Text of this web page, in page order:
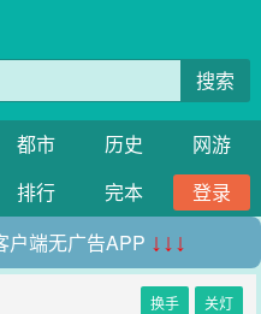
搜索
都市 历史
网游
排行 完本
登录
户端无广告APP ↓↓↓
换手 关灯